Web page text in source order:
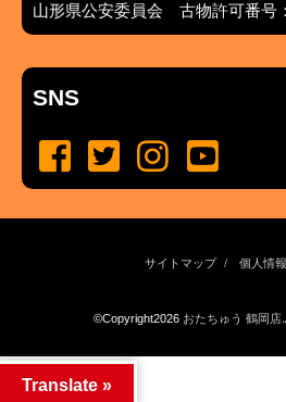
山形県公安委員会 古物許可番号
SNS
サイトマップ 個人情
©Copyright2026 おたちゅう 鶴岡店
Translate »